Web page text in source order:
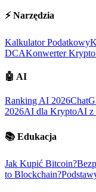
⚡ Narzędzia
Kalkulator Podatkowy
DCAKonwerter Krypto
🤖 AI
Ranking AI 2026
2026AI dla KryptoAI z
📚 Edukacja
Jak Kupić Bitcoin?
to Blockchain?